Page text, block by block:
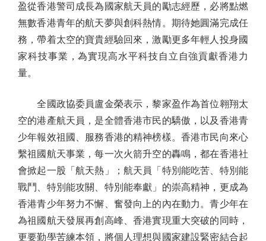
盈從香港警司成長為國家航天員的勵志經歷，必將點燃
無數香港青年的航天夢與創科熱情。期待她圓滿完成任
務，帶着太空的寶貴經驗回來，激勵更多年輕人投身國
家科技事業，為實現高水平科技自立自強貢獻香港力
量。
全國政協委員盧金榮表示，黎家盈作為首位翱翔太
空的港產航天員，是全體香港市民的驕傲，以及香港青
少年報效祖國、服務香港的精神榜樣。香港市民向來心
繫祖國航天事業，每一次火箭升空的轟鳴，都在香港社
會掀起一股「航天熱」；航天員「特別能吃苦、特別能
戰鬥、特別能攻關、特別能奉獻」的崇高精神，更成為
香港青少年努力不懈、奮發向上的內在動力。青少年在
為祖國航天發展再創高峰、香港實現重大突破的同時，
更要勤學苦練本領，將個人理想與國家建設緊密結合起